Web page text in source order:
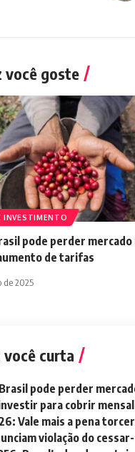
você goste
INVESTIMENTO
pode perder mercado
de tarifas
de 2025
você curta
pode perder
para cobrir
Vale mais a pena
violação do